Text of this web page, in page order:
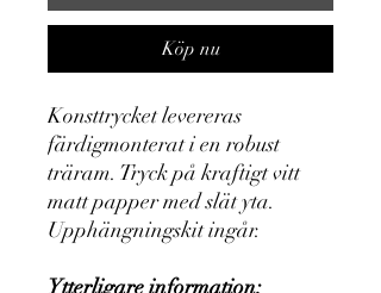
Köp nu
Konsttrycket levereras
färdigmonterat i en robust
träram. Tryck på kraftigt vitt
matt papper med slät yta.
Upphängningskit ingår.
Ytterligare information: